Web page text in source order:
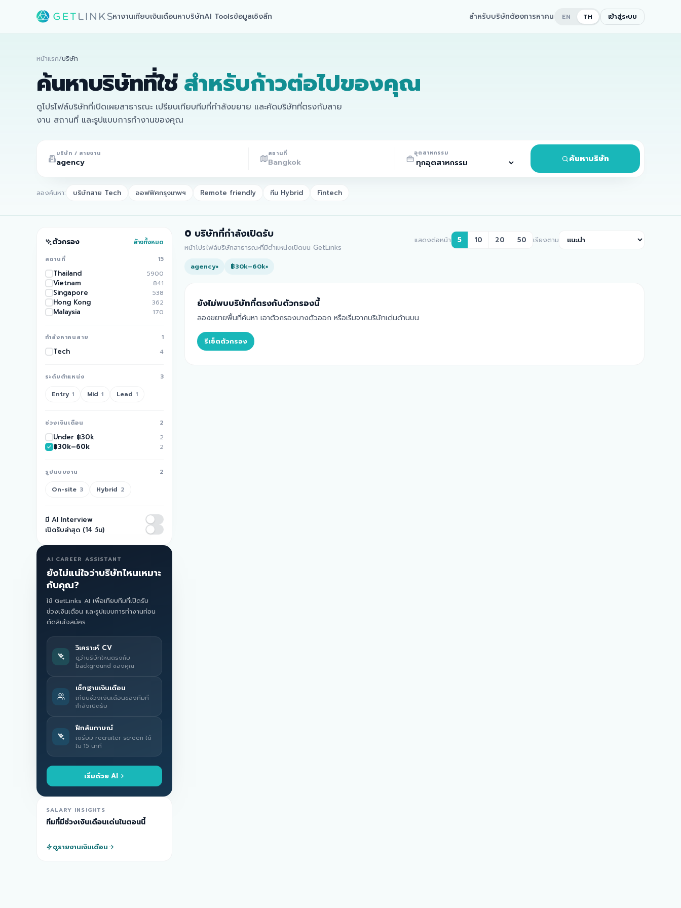
หางานเทียบเงินเดือนหาบริษัทAI Toolsข้อมูลเชิงลึก สำหรับบริษัทต้องการหาคน EN TH เข้าสู่ระบบ
หน้าแรก/บริษัท
ค้นหาบริษัทที่ใช่ สำหรับก้าวต่อไปของคุณ
ดูโปรไฟล์บริษัทที่เปิดเผยสาธารณะ เปรียบเทียบทีมที่กำลังขยาย และคัดบริษัทที่ตรงกับสาย
งาน สถานที่ และรูปแบบการทำงานของคุณ
บริษัท / สายงาน สถานที่ อุตสาหกรรม
ค้นหาบริษัท
ลองค้นหา: บริษัทสาย Tech ออฟฟิศกรุงเทพฯ Remote friendly ทีม Hybrid Fintech
ตัวกรอง ล้างทั้งหมด
สถานที่ 15
Thailand 5900
Vietnam 841
Singapore 538
Hong Kong 362
Malaysia 170
กำลังหาคนสาย 1
Tech 4
ระดับตำแหน่ง 3
Entry 1 Mid 1 Lead 1
ช่วงเงินเดือน 2
Under ฿30k 2
฿30k–60k 2
รูปแบบงาน 2
On-site 3 Hybrid 2
มี AI Interview
เปิดรับล่าสุด (14 วัน)
AI CAREER ASSISTANT
ยังไม่แน่ใจว่าบริษัทไหนเหมาะ
กับคุณ?
ใช้ GetLinks AI เพื่อเทียบทีมที่เปิดรับ
ช่วงเงินเดือน และรูปแบบการทำงานก่อน
ตัดสินใจสมัคร
วิเคราะห์ CV
ดูว่าบริษัทไหนตรงกับ
background ของคุณ
เช็กฐานเงินเดือน
เทียบช่วงเงินเดือนของทีมที่
กำลังเปิดรับ
ฝึกสัมภาษณ์
เตรียม recruiter screen ได้
ใน 15 นาที
เริ่มด้วย AI
SALARY INSIGHTS
ทีมที่มีช่วงเงินเดือนเด่นในตอนนี้
ดูรายงานเงินเดือน
0 บริษัทที่กำลังเปิดรับ
หน้าโปรไฟล์บริษัทสาธารณะที่มีตำแหน่งเปิดบน GetLinks
แสดงต่อหน้า 5 10 20 50 เรียงตาม
agency× ฿30k–60k×
ยังไม่พบบริษัทที่ตรงกับตัวกรองนี้
ลองขยายพื้นที่ค้นหา เอาตัวกรองบางตัวออก หรือเริ่มจากบริษัทเด่นด้านบน
รีเซ็ตตัวกรอง